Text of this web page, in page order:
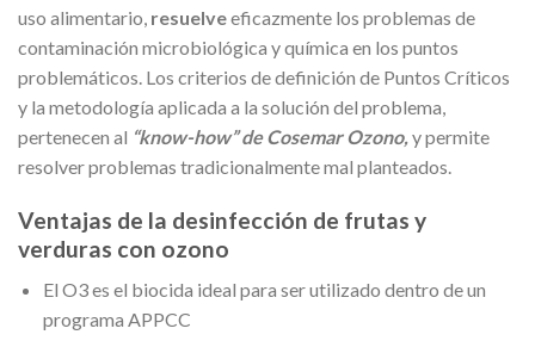
uso alimentario, resuelveeficazmente los problemas de
contaminación microbiológica y química en los puntos
problemáticos. Los criterios de definición de Puntos Críticos
y la metodología aplicada a la solución del problema,
pertenecen al “know-how” de Cosemar Ozono, y permite
resolver problemas tradicionalmente mal planteados.
Ventajas de la desinfección de frutas y
verduras con ozono
El O3 es el biocida ideal para ser utilizado dentro de un
programa APPCC